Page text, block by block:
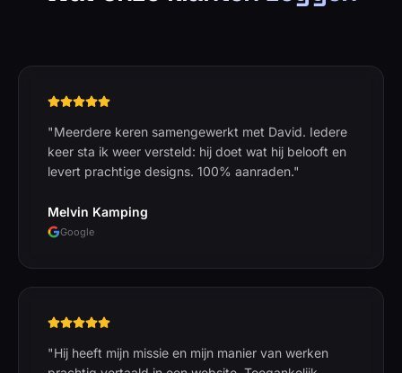
"Meerdere keren samengewerkt met David. Iedere
keer sta ik weer versteld: hij doet wat hij belooft en
levert prachtige designs. 100% aanraden."
Melvin Kamping
Google
"Hij heeft mijn missie en mijn manier van werken